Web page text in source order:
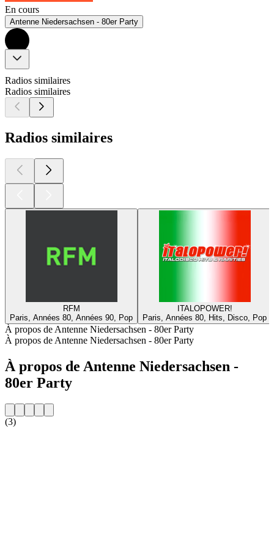
En cours
Antenne Niedersachsen - 80er Party
Radios similaires
Radios similaires
Radios similaires
RFM
Paris, Années 80, Années 90, Pop
ITALOPOWER!
Paris, Années 80, Hits, Disco, Pop
À propos de Antenne Niedersachsen - 80er Party
À propos de Antenne Niedersachsen - 80er Party
À propos de Antenne Niedersachsen -
80er Party
(3)